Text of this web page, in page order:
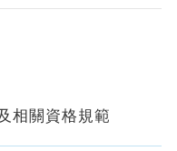
相關資格規範